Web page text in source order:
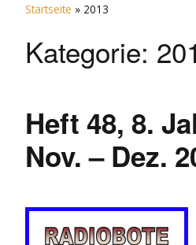
Startseite » 2013
Kategorie:
Heft 48, 8.
Nov. – Dez.